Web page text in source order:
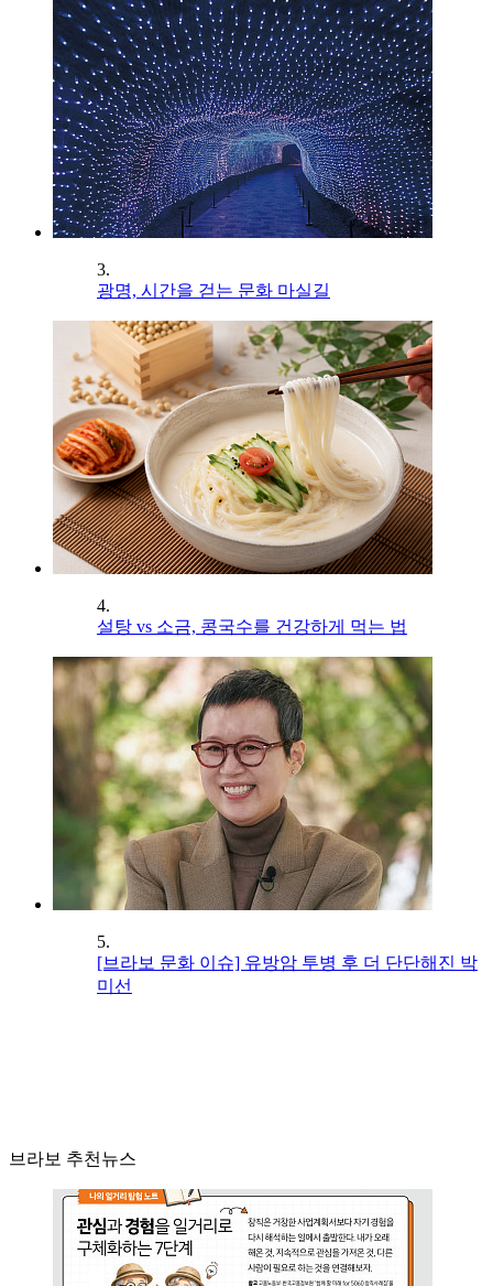
3.
광명, 시간을 걷는 문화 마실길
4.
설탕 vs 소금, 콩국수를 건강하게 먹는 법
5.
[브라보 문화 이슈] 유방암 투병 후 더 단단해진 박
미선
브라보 추천뉴스